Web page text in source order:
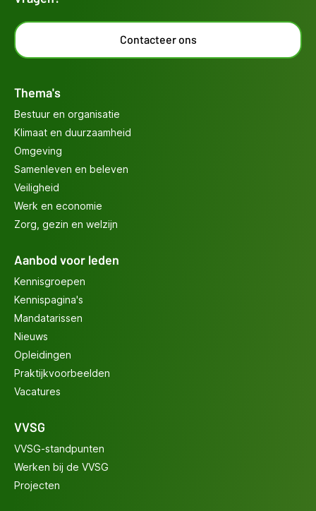
Contacteer ons
Thema's
Bestuur en organisatie
Klimaat en duurzaamheid
Omgeving
Samenleven en beleven
Veiligheid
Werk en economie
Zorg, gezin en welzijn
Aanbod voor leden
Kennisgroepen
Kennispagina's
Mandatarissen
Nieuws
Opleidingen
Praktijkvoorbeelden
Vacatures
VVSG
VVSG-standpunten
Werken bij de VVSG
Projecten